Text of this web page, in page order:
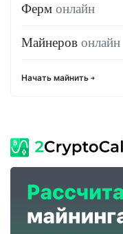
Ферм онлайн
Майнеров онлайн
Начать майнить